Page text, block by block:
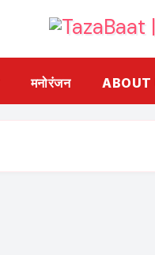
मनोरंजन ABOUT